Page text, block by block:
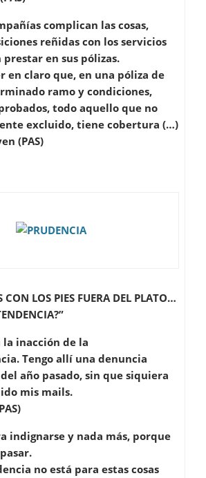
complican las cosas,
reñidas con los servicios
en sus pólizas.
en claro que, en una póliza de
ramo y condiciones,
todo aquello que no
excluido, tiene cobertura (…)
(PAS)
CON LOS PIES FUERA DEL PLATO…
inacción de la
Tengo allí una denuncia
año pasado, sin que siquiera
mis mails.
indignarse y nada más, porque
no está para estas cosas